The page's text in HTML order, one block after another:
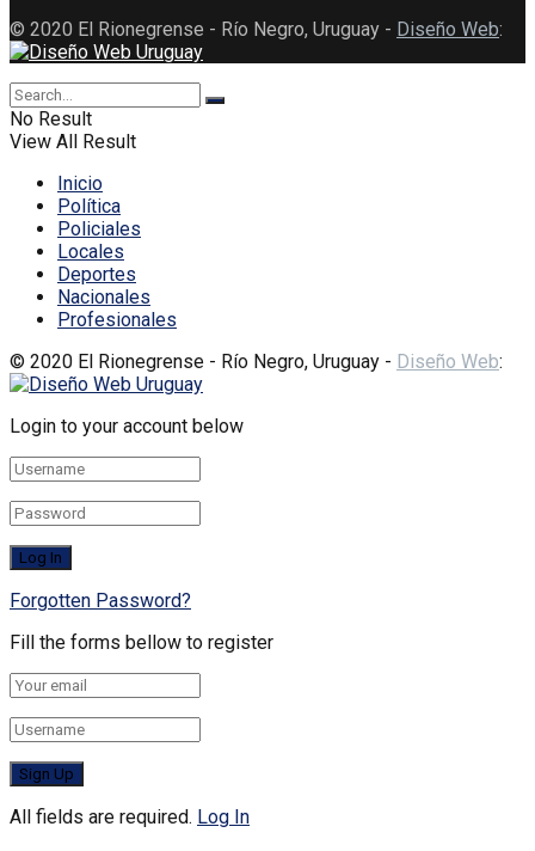
© 2020 El Rionegrense - Río Negro, Uruguay - Diseño Web:
No Result
View All Result
Inicio
Política
Policiales
Locales
Deportes
Nacionales
Profesionales
© 2020 El Rionegrense - Río Negro, Uruguay - Diseño Web:
Login to your account below
Forgotten Password?
Fill the forms bellow to register
All fields are required. Log In